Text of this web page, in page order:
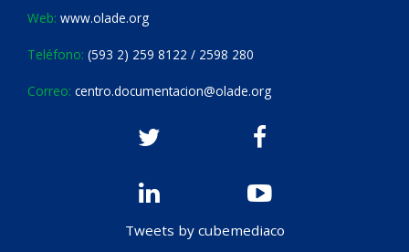
Web: www.olade.org
Teléfono: (593 2) 259 8122 / 2598 280
Correo: centro.documentacion@olade.org
Tweets by cubemediaco